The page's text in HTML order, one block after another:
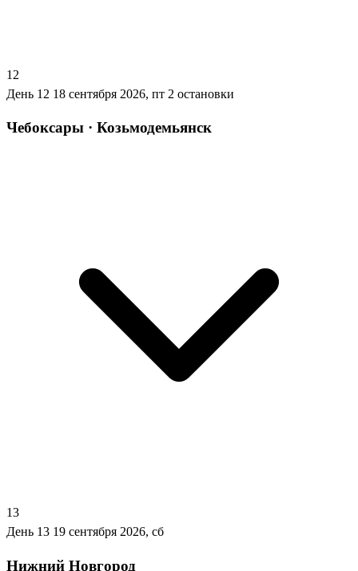
12
День 12 18 сентября 2026, пт 2 остановки
Чебоксары · Козьмодемьянск
13
День 13 19 сентября 2026, сб
Нижний Новгород